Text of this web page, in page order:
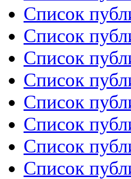
Список
Список
Список
Список
Список
Список
Список
Список